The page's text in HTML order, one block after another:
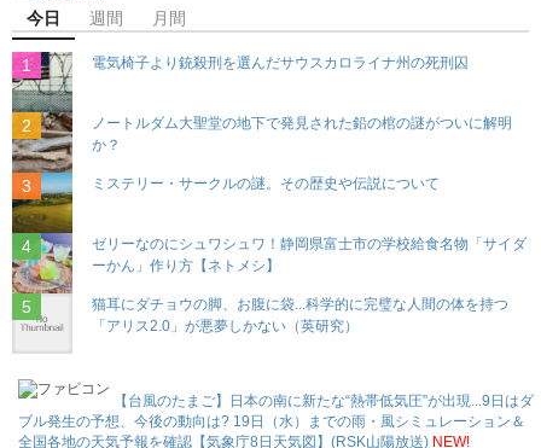
今日 週間 月間
電気椅子より銃殺刑を選んだサウスカロライナ州の死刑囚
ノートルダム大聖堂の地下で発見された鉛の棺の謎がついに解明
か？
ミステリー・サークルの謎。その歴史や伝説について
ゼリーなのにシュワシュワ！静岡県富士市の学校給食名物「サイダ
ーかん」作り方【ネトメシ】
猫耳にダチョウの脚、お腹に袋...科学的に完璧な人間の体を持つ
「アリス2.0」が悪夢しかない（英研究）
【台風のたまご】日本の南に新たな“熱帯低気圧”が出現...9日はダ
ブル発生の予想、今後の動向は? 19日（水）までの雨・風シミュレーション＆
全国各地の天気予報を確認【気象庁8日天気図】(RSK山陽放送) NEW!